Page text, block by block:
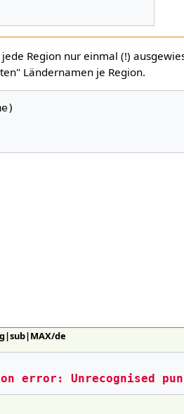
Region nur einmal (!)
Ländernamen je Region.
)
de
error: Unrecognised